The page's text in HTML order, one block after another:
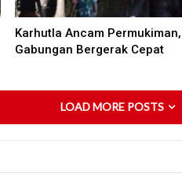
Karhutla Ancam
Gabungan Bergerak Cepat
LOAD MORE POSTS